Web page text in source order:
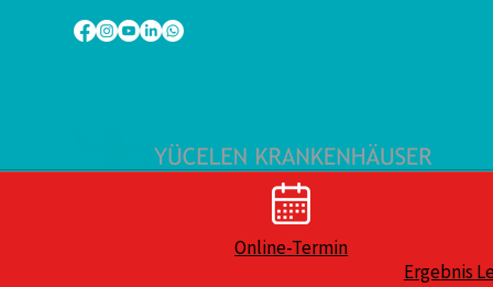
Online-Termin
Ergebnis